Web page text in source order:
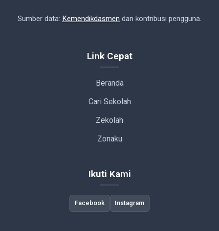
Sumber data: Kemendikdasmen dan kontribusi pengguna.
Link Cepat
Beranda
Cari Sekolah
Zekolah
Zonaku
Ikuti Kami
Facebook Instagram